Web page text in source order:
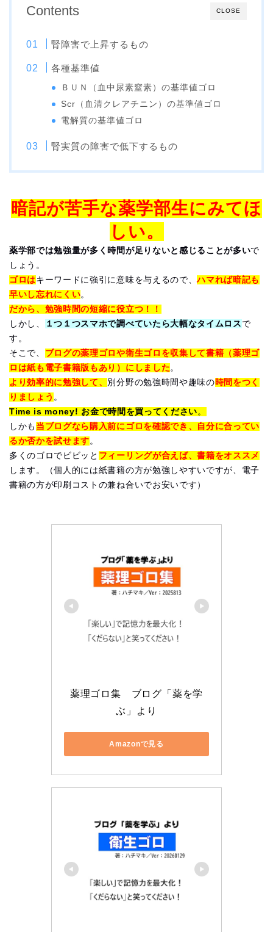
CLOSE
Contents
腎障害で上昇するもの
各種基準値
ＢＵＮ（血中尿素窒素）の基準値ゴロ
Scr（血清クレアチニン）の基準値ゴロ
電解質の基準値ゴロ
腎実質の障害で低下するもの
暗記が苦手な薬学部生にみてほ
しい。
薬学部では勉強量が多く時間が足りないと感じることが多いで
しょう。
ゴロはキーワードに強引に意味を与えるので、ハマれば暗記も
早いし忘れにくい。
だから、勉強時間の短縮に役立つ！！
しかし、
１つ１つスマホで調べていたら大幅なタイムロス で
す。
そこで、 ブログの薬理ゴロや衛生ゴロを収集して書籍（薬理ゴ
ロは紙も電子書籍版もあり）にしました。
より効率的に勉強して、 別分野の勉強時間や趣味の時間をつく
りましょう 。
Time is money! お金で時間を買ってください。
しかも 当ブログなら購入前にゴロを確認でき、自分に合ってい
るか否かを試せます。
多くのゴロでビビッと フィーリングが合えば、書籍をオススメ
します。（個人的には紙書籍の方が勉強しやすいですが、電子
書籍の方が印刷コストの兼ね合いでお安いです）
薬理ゴロ集　ブログ「薬を学
ぶ」より
Amazonで見る